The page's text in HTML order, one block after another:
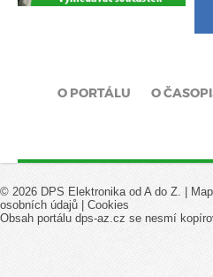
O PORTÁLU O
© 2026 DPS Elektronika od A do Z. |
osobních údajů | Cookies
Obsah portálu dps-az.cz se nesmí